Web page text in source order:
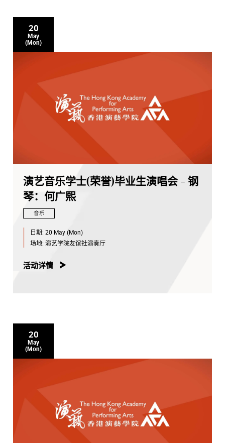
20
May
(Mon)
演艺音乐学士(荣誉)毕业生演唱会 - 钢
琴：何广熙
音乐
日期: 20 May (Mon)
场地: 演艺学院友谊社演奏厅
活动详情
20
May
(Mon)